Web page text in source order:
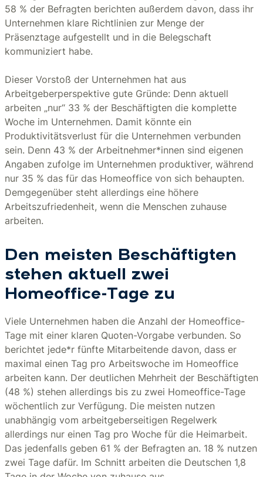
58 % der Befragten berichten außerdem davon, dass ihr
Unternehmen klare Richtlinien zur Menge der
Präsenztage aufgestellt und in die Belegschaft
kommuniziert habe.
Dieser Vorstoß der Unternehmen hat aus
Arbeitgeberperspektive gute Gründe: Denn aktuell
arbeiten „nur“ 33 % der Beschäftigten die komplette
Woche im Unternehmen. Damit könnte ein
Produktivitätsverlust für die Unternehmen verbunden
sein. Denn 43 % der Arbeitnehmer*innen sind eigenen
Angaben zufolge im Unternehmen produktiver, während
nur 35 % das für das Homeoffice von sich behaupten.
Demgegenüber steht allerdings eine höhere
Arbeitszufriedenheit, wenn die Menschen zuhause
arbeiten.
Den meisten Beschäftigten
stehen aktuell zwei
Homeoffice-Tage zu
Viele Unternehmen haben die Anzahl der Homeoffice-
Tage mit einer klaren Quoten-Vorgabe verbunden. So
berichtet jede*r fünfte Mitarbeitende davon, dass er
maximal einen Tag pro Arbeitswoche im Homeoffice
arbeiten kann. Der deutlichen Mehrheit der Beschäftigten
(48 %) stehen allerdings bis zu zwei Homeoffice-Tage
wöchentlich zur Verfügung. Die meisten nutzen
unabhängig vom arbeitgeberseitigen Regelwerk
allerdings nur einen Tag pro Woche für die Heimarbeit.
Das jedenfalls geben 61 % der Befragten an. 18 % nutzen
zwei Tage dafür. Im Schnitt arbeiten die Deutschen 1,8